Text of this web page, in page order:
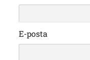
E-posta